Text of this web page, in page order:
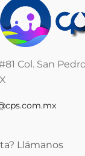
Col. San
Llámanos